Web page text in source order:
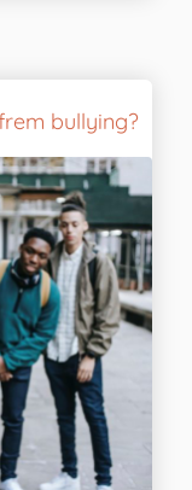
bullying?